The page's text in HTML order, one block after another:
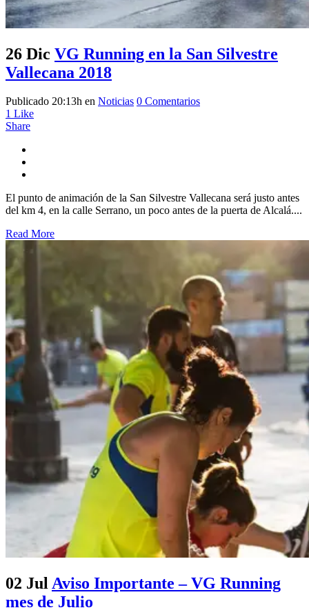
26 Dic VG Running en la San Silvestre
Vallecana 2018
Publicado 20:13h en Noticias 0 Comentarios
1 Like
Share
El punto de animación de la San Silvestre Vallecana será justo antes
del km 4, en la calle Serrano, un poco antes de la puerta de Alcalá....
Read More
02 JulAviso Importante – VG Running
mes de Julio